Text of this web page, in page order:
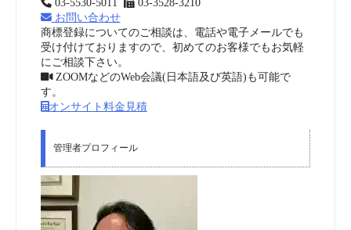
03-5530-5011
03-3528-3210
お問い合わせ
商標登録についてのご相談は、電話や電子メールでも
受け付けておりますので、初めてのお客様でもお気軽
にご相談下さい。
ZOOMなどのWeb会議(日本語及び英語)も可能で
す。
オンサイト料金見積
管理者プロフィール